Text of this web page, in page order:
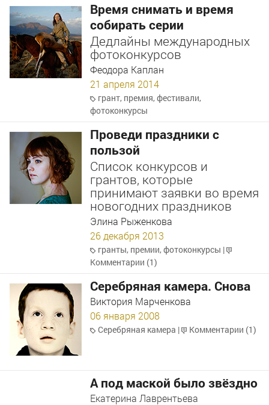
Время снимать и время
собирать серии
Дедлайны международных
фотоконкурсов
Феодора Каплан
21 апреля 2014
грант, премия,фестивали,
фотоконкурсы
Проведи праздники с
пользой
Список конкурсов и
грантов, которые
принимают заявки во время
новогодних праздников
Элина Рыженкова
26 декабря 2013
гранты, премии,фотоконкурсы |
Комментарии (1)
Серебряная камера. Снова
Виктория Марченкова
06 января 2008
Серебряная камера | Комментарии (1)
А под маской было звёздно
Екатерина Лаврентьева